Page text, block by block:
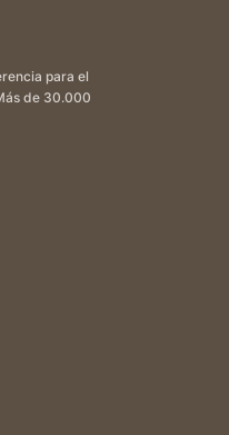
para el
de 30.000